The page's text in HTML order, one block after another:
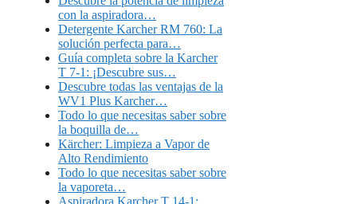
con la aspiradora…
Detergente Karcher RM 760: La
solución perfecta para…
Guía completa sobre la Karcher
T 7-1: ¡Descubre sus…
Descubre todas las ventajas de la
WV1 Plus Karcher…
Todo lo que necesitas saber sobre
la boquilla de…
Kärcher: Limpieza a Vapor de
Alto Rendimiento
Todo lo que necesitas saber sobre
la vaporeta…
Aspiradora Karcher T 14-1: